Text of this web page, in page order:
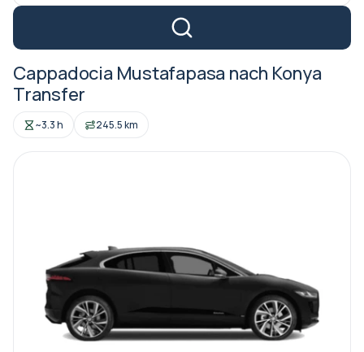
Cappadocia Mustafapasa nach Konya
Transfer
~3.3 h 245.5 km